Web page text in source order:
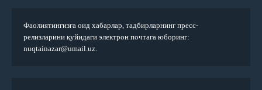
Фаолиятингизга оид хабарлар, тадбирларнинг пресс-
релизларини қуйидаги электрон почтага юборинг:
nuqtainazar@umail.uz.